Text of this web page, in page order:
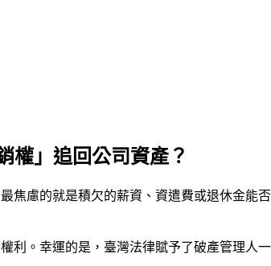
權」追回公司資產？
焦慮的就是積欠的薪資、資遣費或退休金
利。幸運的是，臺灣法律賦予了破產管理